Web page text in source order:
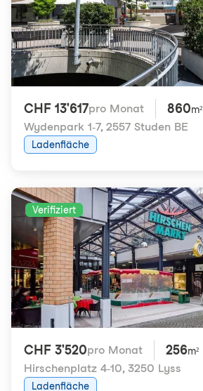
CHF 13'617pro Monat 860m²
Wydenpark 1-7, 2557 Studen BE
Ladenfläche
Verifiziert
CHF 3'520pro Monat 256m²
Hirschenplatz 4-10, 3250 Lyss
Ladenfläche